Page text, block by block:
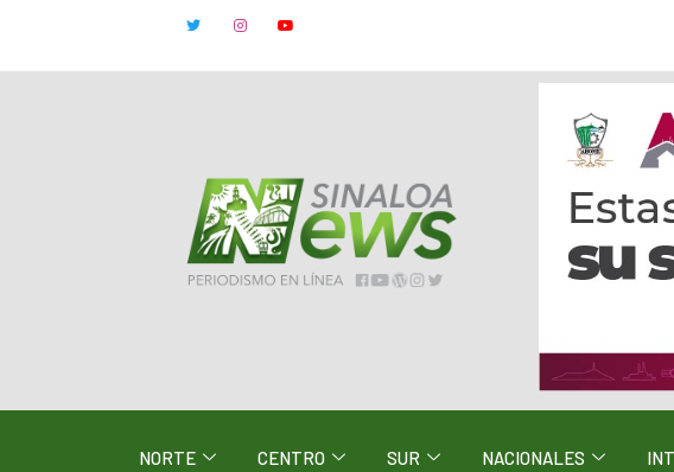
NORTE CENTRO SUR NACIONALES